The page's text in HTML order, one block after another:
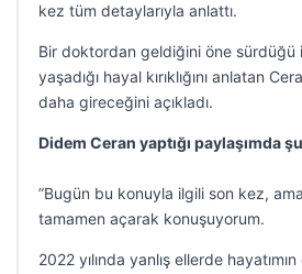
kez tüm detaylarıyla anlattı.
Bir doktordan geldiğini öne sürdüğü
yaşadığı hayal kırıklığını anlatan
daha gireceğini açıkladı.
Didem Ceran yaptığı paylaşımda
”Bugün bu konuyla ilgili son kez,
tamamen açarak konuşuyorum.
2022 yılında yanlış ellerde hayatımın